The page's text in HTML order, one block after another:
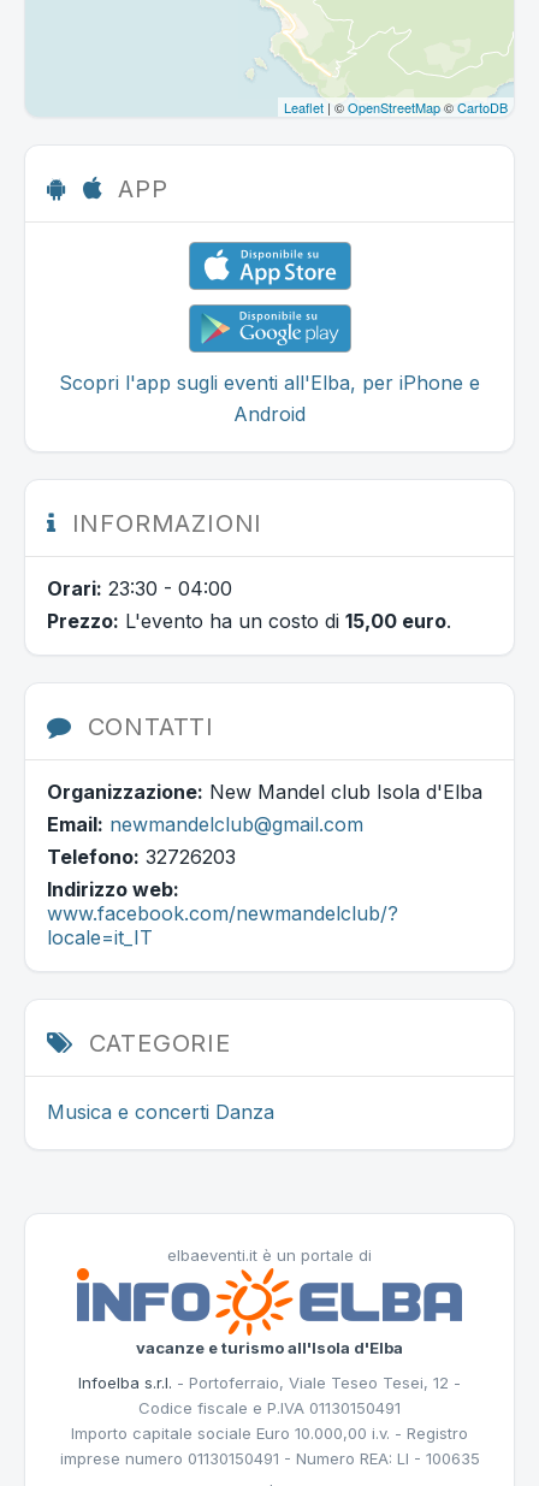
Leaflet | ©OpenStreetMap©CartoDB
APP
Scopri l'app sugli eventi all'Elba, per iPhone e
Android
INFORMAZIONI
Orari: 23:30 - 04:00
Prezzo: L'evento ha un costo di 15,00 euro.
CONTATTI
Organizzazione: New Mandel club Isola d'Elba
Email: newmandelclub@gmail.com
Telefono: 32726203
Indirizzo web:
www.facebook.com/newmandelclub/?
locale=it_IT
CATEGORIE
Musica e concerti Danza
elbaeventi.it è un portale di
vacanze e turismo all'Isola d'Elba
Infoelba s.r.l. - Portoferraio, Viale Teseo Tesei, 12 -
Codice fiscale e P.IVA 01130150491
Importo capitale sociale Euro 10.000,00 i.v. - Registro
imprese numero 01130150491 - Numero REA: LI - 100635